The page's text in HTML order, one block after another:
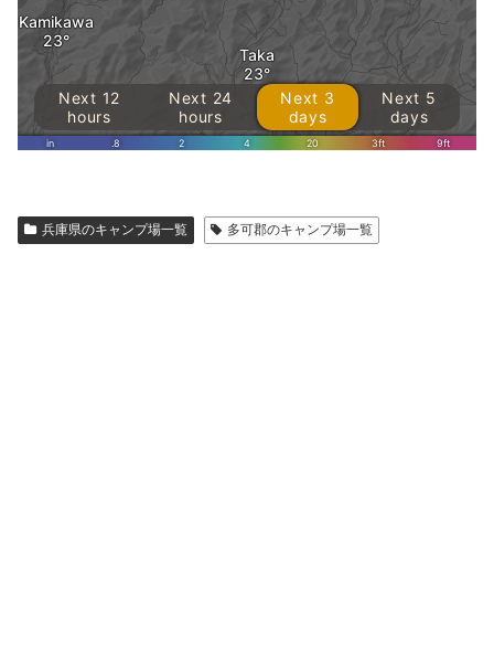
兵庫県のキャンプ場一覧 多可郡のキャンプ場一覧